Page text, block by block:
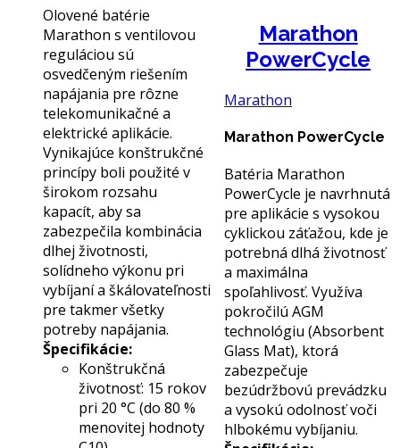
Olovené batérie
Marathon s ventilovou
reguláciou sú
osvedčeným riešením
napájania pre rôzne
telekomunikačné a
elektrické aplikácie.
Vynikajúce konštrukčné
princípy boli použité v
širokom rozsahu
kapacít, aby sa
zabezpečila kombinácia
dlhej životnosti,
solídneho výkonu pri
vybíjaní a škálovateľnosti
pre takmer všetky
potreby napájania.
Špecifikácie:
Konštrukčná
životnosť: 15 rokov
pri 20 °C (do 80 %
menovitej hodnoty
Marathon
PowerCycle
Marathon
Marathon PowerCycle
Batéria Marathon
PowerCycle je navrhnutá
pre aplikácie s vysokou
cyklickou záťažou, kde je
potrebná dlhá životnosť
a maximálna
spoľahlivosť. Využíva
pokročilú AGM
technológiu (Absorbent
Glass Mat), ktorá
zabezpečuje
bezúdržbovú prevádzku
a vysokú odolnosť voči
hlbokému vybíjaniu.